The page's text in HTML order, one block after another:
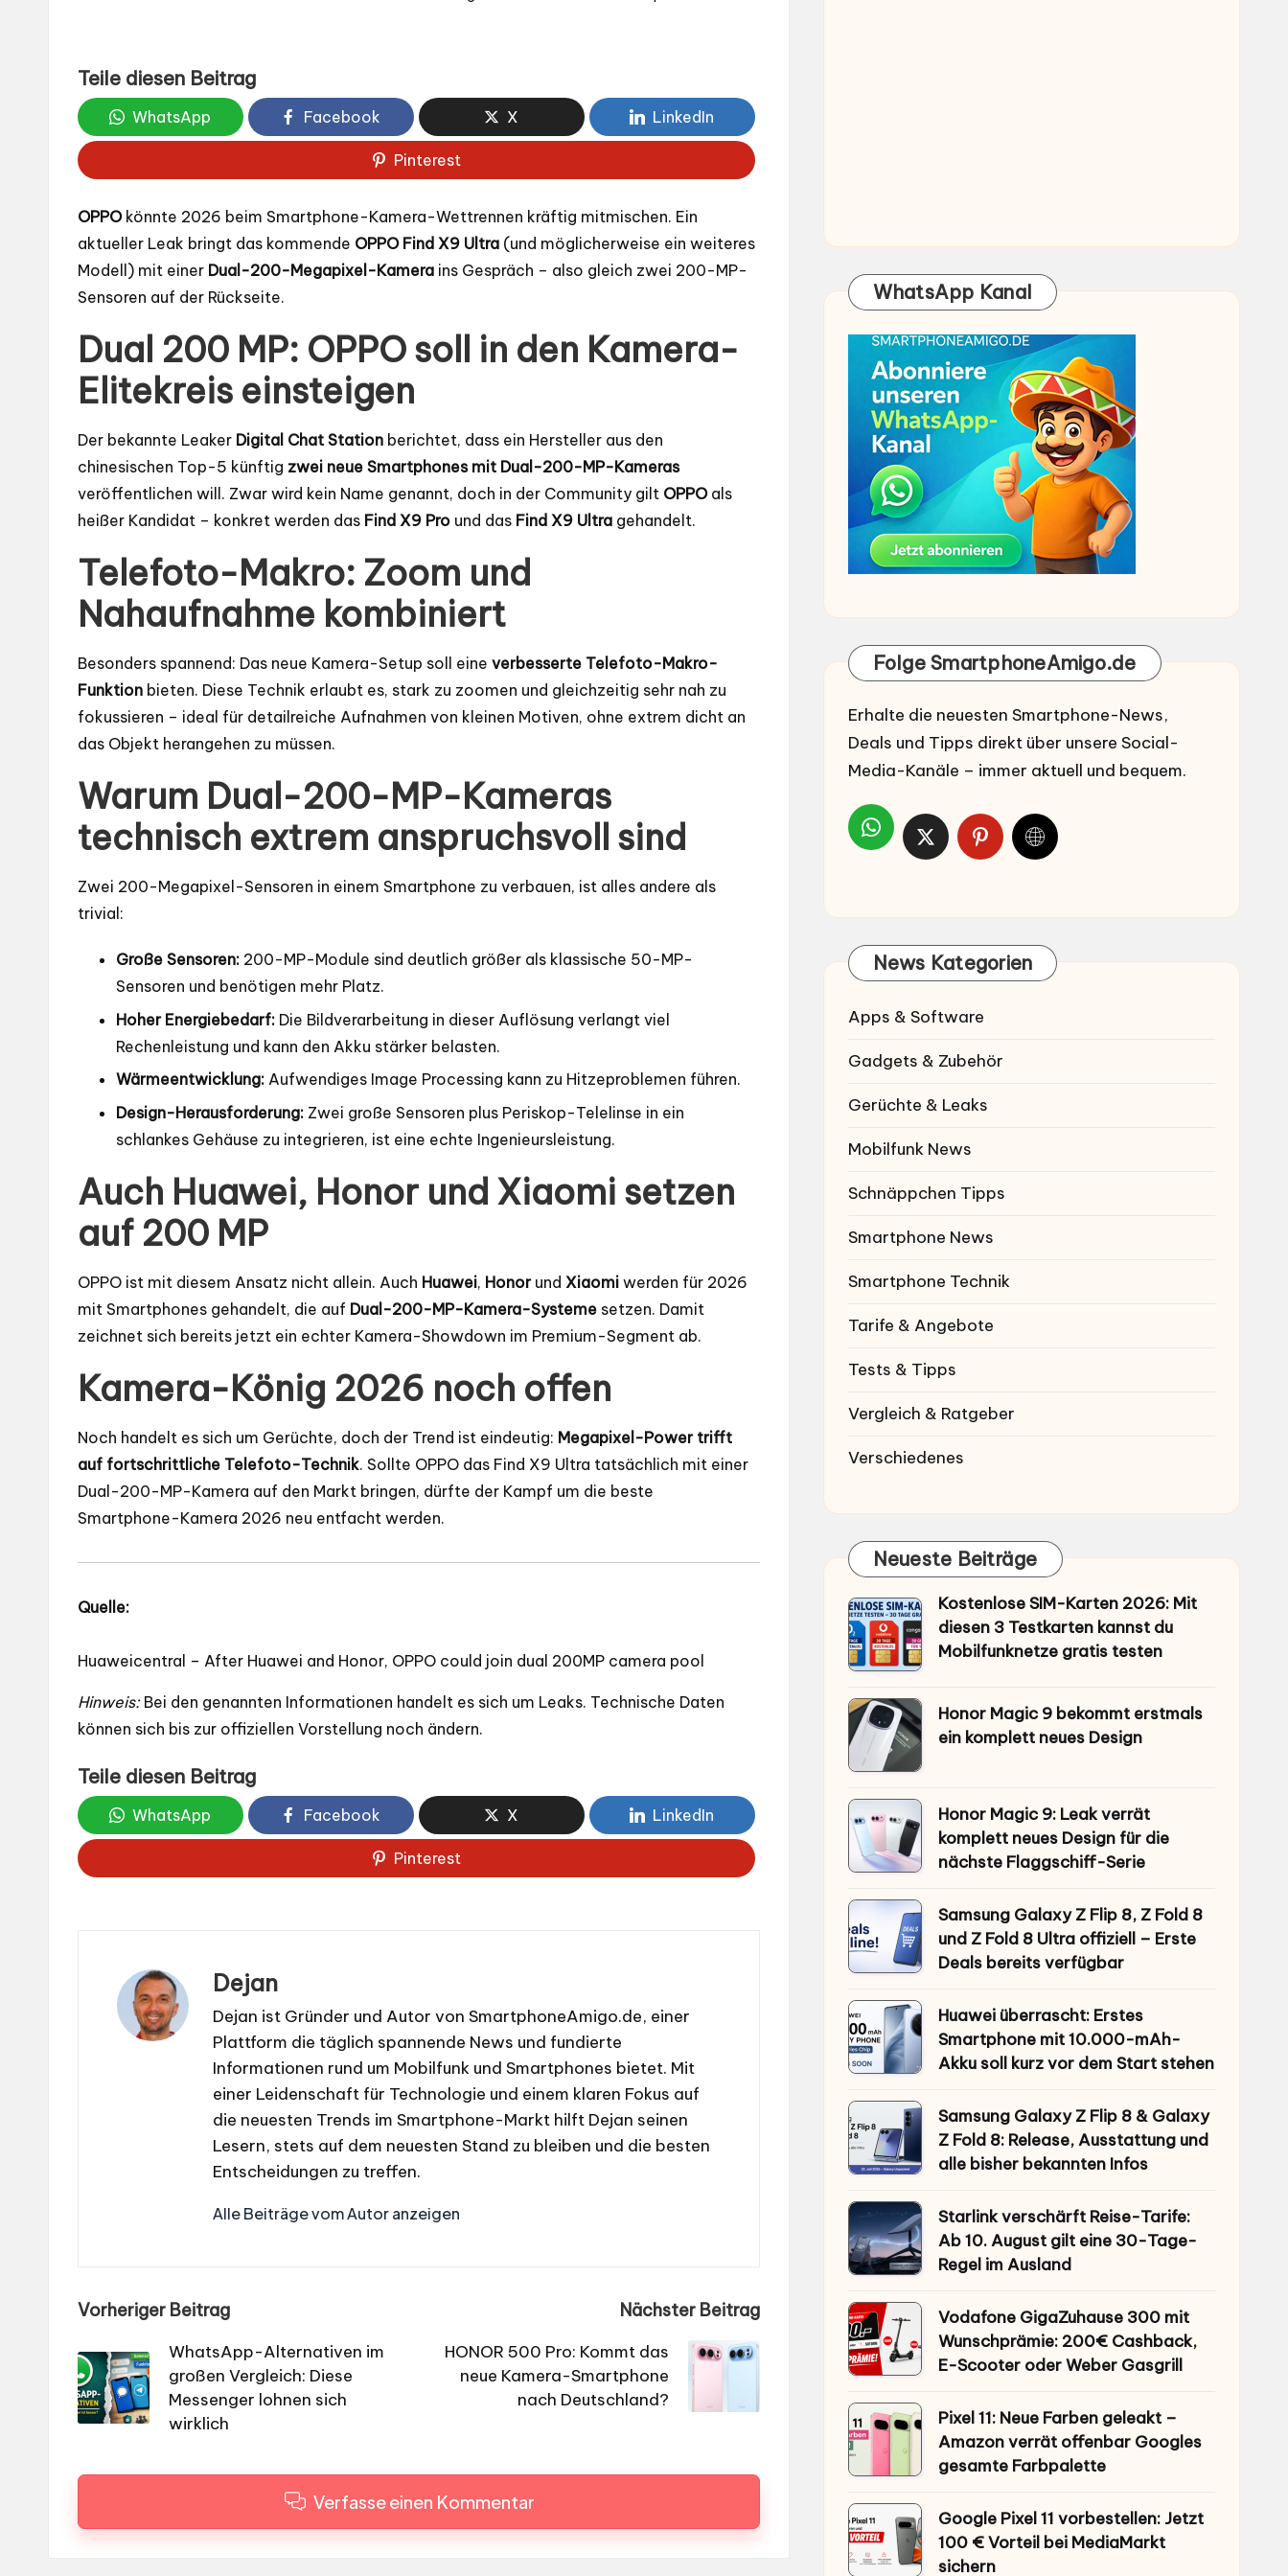
Teile diesen Beitrag
WhatsApp Facebook X LinkedIn
Pinterest
OPPOkönnte 2026 beim Smartphone-Kamera-Wettrennen kräftig mitmischen. Ein
aktueller Leak bringt das kommende OPPO Find X9 Ultra (und möglicherweise ein weiteres
Modell) mit einer Dual-200-Megapixel-Kamera ins Gespräch – also gleich zwei 200-MP-
Sensoren auf der Rückseite.
Dual 200 MP: OPPO soll in den Kamera-
Elitekreis einsteigen
Der bekannte Leaker Digital Chat Station berichtet, dass ein Hersteller aus den
chinesischen Top-5 künftig zwei neue Smartphones mit Dual-200-MP-Kameras
veröffentlichen will. Zwar wird kein Name genannt, doch in der Community gilt OPPOals
heißer Kandidat – konkret werden das Find X9 Pro und das Find X9 Ultra gehandelt.
Telefoto-Makro: Zoom und
Nahaufnahme kombiniert
Besonders spannend: Das neue Kamera-Setup soll eine verbesserte Telefoto-Makro-
Funktion bieten. Diese Technik erlaubt es, stark zu zoomen und gleichzeitig sehr nah zu
fokussieren – ideal für detailreiche Aufnahmen von kleinen Motiven, ohne extrem dicht an
das Objekt herangehen zu müssen.
Warum Dual-200-MP-Kameras
technisch extrem anspruchsvoll sind
Zwei 200-Megapixel-Sensoren in einem Smartphone zu verbauen, ist alles andere als
trivial:
Große Sensoren: 200-MP-Module sind deutlich größer als klassische 50-MP-
Sensoren und benötigen mehr Platz.
Hoher Energiebedarf: Die Bildverarbeitung in dieser Auflösung verlangt viel
Rechenleistung und kann den Akku stärker belasten.
Wärmeentwicklung: Aufwendiges Image Processing kann zu Hitzeproblemen führen.
Design-Herausforderung: Zwei große Sensoren plus Periskop-Telelinse in ein
schlankes Gehäuse zu integrieren, ist eine echte Ingenieursleistung.
Auch Huawei, Honor und Xiaomi setzen
auf 200 MP
OPPO ist mit diesem Ansatz nicht allein. Auch Huawei, Honorund Xiaomi werden für 2026
mit Smartphones gehandelt, die auf Dual-200-MP-Kamera-Systeme setzen. Damit
zeichnet sich bereits jetzt ein echter Kamera-Showdown im Premium-Segment ab.
Kamera-König 2026 noch offen
Noch handelt es sich um Gerüchte, doch der Trend ist eindeutig: Megapixel-Power trifft
auf fortschrittliche Telefoto-Technik. Sollte OPPO das Find X9 Ultra tatsächlich mit einer
Dual-200-MP-Kamera auf den Markt bringen, dürfte der Kampf um die beste
Smartphone-Kamera 2026 neu entfacht werden.
Quelle:
Huaweicentral – After Huawei and Honor, OPPO could join dual 200MP camera pool
Hinweis:Bei den genannten Informationen handelt es sich um Leaks. Technische Daten
können sich bis zur offiziellen Vorstellung noch ändern.
Teile diesen Beitrag
WhatsApp Facebook X LinkedIn
Pinterest
Dejan
Dejan ist Gründer und Autor von SmartphoneAmigo.de, einer
Plattform die täglich spannende News und fundierte
Informationen rund um Mobilfunk und Smartphones bietet. Mit
einer Leidenschaft für Technologie und einem klaren Fokus auf
die neuesten Trends im Smartphone-Markt hilft Dejan seinen
Lesern, stets auf dem neuesten Stand zu bleiben und die besten
Entscheidungen zu treffen.
Alle Beiträge vom Autor anzeigen
Post
navigation
Vorheriger Beitrag
WhatsApp-Alternativen im
großen Vergleich: Diese
Messenger lohnen sich
wirklich
Nächster Beitrag
HONOR 500 Pro: Kommt das
neue Kamera-Smartphone
nach Deutschland?
Verfasse einen Kommentar
WhatsApp Kanal
Folge SmartphoneAmigo.de
Erhalte die neuesten Smartphone-News,
Deals und Tipps direkt über unsere Social-
Media-Kanäle – immer aktuell und bequem.
News Kategorien
Apps & Software
Gadgets & Zubehör
Gerüchte & Leaks
Mobilfunk News
Schnäppchen Tipps
Smartphone News
Smartphone Technik
Tarife & Angebote
Tests & Tipps
Vergleich & Ratgeber
Verschiedenes
Neueste Beiträge
Kostenlose SIM-Karten 2026: Mit
diesen 3 Testkarten kannst du
Mobilfunknetze gratis testen
Honor Magic 9 bekommt erstmals
ein komplett neues Design
Honor Magic 9: Leak verrät
komplett neues Design für die
nächste Flaggschiff-Serie
Samsung Galaxy Z Flip 8, Z Fold 8
und Z Fold 8 Ultra offiziell – Erste
Deals bereits verfügbar
Huawei überrascht: Erstes
Smartphone mit 10.000-mAh-
Akku soll kurz vor dem Start stehen
Samsung Galaxy Z Flip 8 & Galaxy
Z Fold 8: Release, Ausstattung und
alle bisher bekannten Infos
Starlink verschärft Reise-Tarife:
Ab 10. August gilt eine 30-Tage-
Regel im Ausland
Vodafone GigaZuhause 300 mit
Wunschprämie: 200€ Cashback,
E-Scooter oder Weber Gasgrill
Pixel 11: Neue Farben geleakt –
Amazon verrät offenbar Googles
gesamte Farbpalette
Google Pixel 11 vorbestellen: Jetzt
100 € Vorteil bei MediaMarkt
sichern